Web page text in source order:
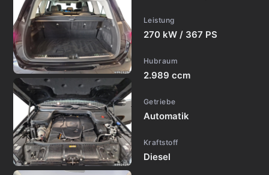
Leistung
270 kW / 367 PS
Hubraum
2.989 ccm
Getriebe
Automatik
Kraftstoff
Diesel